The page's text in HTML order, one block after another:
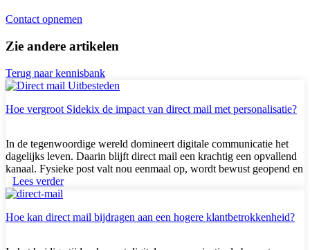
Contact opnemen
Zie andere artikelen
Terug naar kennisbank
Hoe vergroot Sidekix de impact van direct mail met personalisatie?
In de tegenwoordige wereld domineert digitale communicatie het
dagelijks leven. Daarin blijft direct mail een krachtig een opvallend
kanaal. Fysieke post valt nou eenmaal op, wordt bewust geopend en
blijft vaak langer hangen. Toch is écht impact maken lastig. Je moet
verder gaan dan standaard drukwerk. De sleutel tot succes?
Lees verder
Hoe kan direct mail bijdragen aan een hogere klantbetrokkenheid?